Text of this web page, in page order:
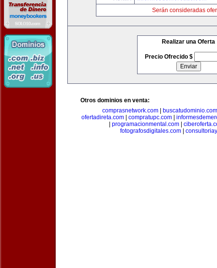
Serán consideradas
Realizar una Oferta
Precio Ofrecido $
Otros dominios en venta:
comprasnetwork.com
buscatudominio.com
ofertadireta.com| compratupc.com|
programacionmental.com|
fotografosdigitales.com|